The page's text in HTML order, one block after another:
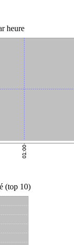
heure
(top 10)